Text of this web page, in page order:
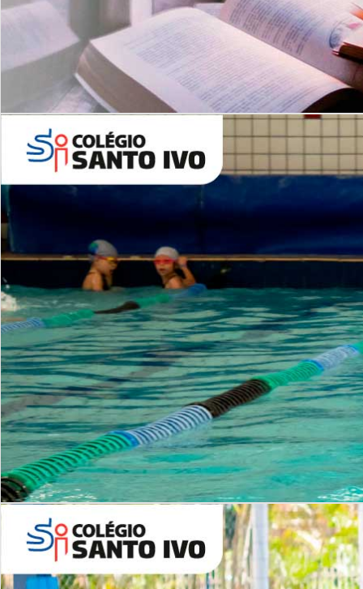
Leituras Literárias
Período Integral | Saiba mais
6º AO 9º ANO FUNDAMENTAL
Inglês: Turmas Reduzidas
(Proficiência)
ALUNOS NOVOS
Entre em Contato
INSTITUCIONAL